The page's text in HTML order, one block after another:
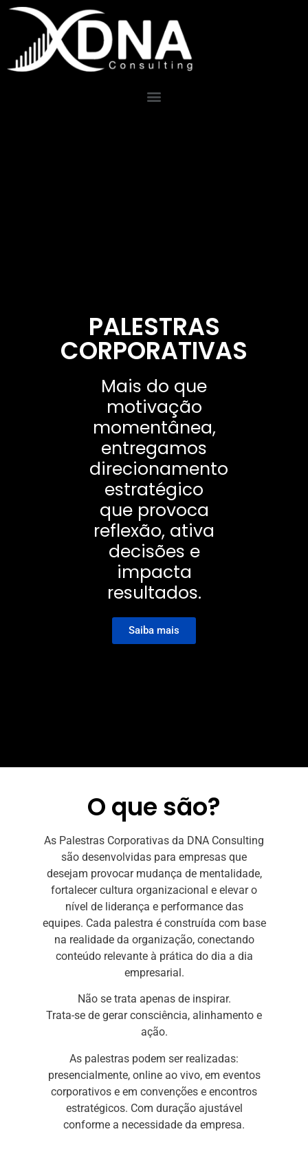
PALESTRAS
CORPORATIVAS
Mais do que
motivação
momentânea,
entregamos
direcionamento
estratégico
que provoca
reflexão, ativa
decisões e
impacta
resultados.
Saiba mais
O que são?
As Palestras Corporativas da DNA Consulting
são desenvolvidas para empresas que
desejam provocar mudança de mentalidade,
fortalecer cultura organizacional e elevar o
nível de liderança e performance das
equipes. Cada palestra é construída com base
na realidade da organização, conectando
conteúdo relevante à prática do dia a dia
empresarial.
Não se trata apenas de inspirar.
Trata-se de gerar consciência, alinhamento e
ação.
As palestras podem ser realizadas:
presencialmente, online ao vivo, em eventos
corporativos e em convenções e encontros
estratégicos. Com duração ajustável
conforme a necessidade da empresa.